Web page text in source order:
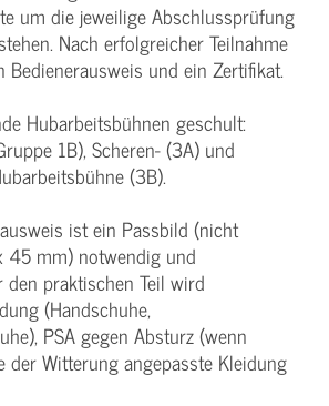
um die jeweilige Abschlussprüfung
Nach erfolgreicher Teilnahme
Bedienerausweis und ein Zertifikat.
Hubarbeitsbühnen geschult:
1B), Scheren- (3A) und
(3B).
ist ein Passbild (nicht
45 mm) notwendig und
den praktischen Teil wird
(Handschuhe,
PSA gegen Absturz (wenn
der Witterung angepasste Kleidung